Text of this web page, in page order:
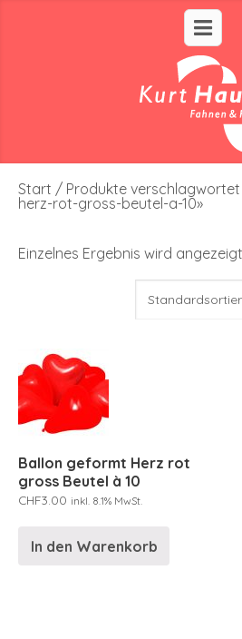
Start / Produkte
herz-rot-gross-beutel-a-10»
Einzelnes Ergebnis wird angezeigt
Ballon geformt Herz rot
gross Beutel à 10
CHF3.00 inkl. 8.1% MwSt.
In den Warenkorb